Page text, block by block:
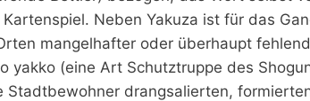
Neben Yakuza ist für das
mangelhafter oder überhaupt
yakko (eine Art Schutztruppe des
Stadtbewohner drangsalierten,